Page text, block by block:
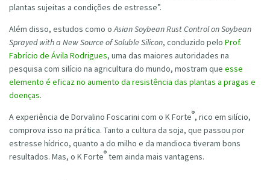
plantas sujeitas a condições de estresse”.
Além disso, estudos como oAsian Soybean Rust Control on Soybean
Sprayed with a New Source of Soluble Silicon, conduzido pelo Prof.
Fabrício de Ávila Rodrigues, uma das maiores autoridades na
pesquisa com silício na agricultura do mundo, mostram que esse
elemento é eficaz no aumento da resistência das plantas a pragas e
doenças.
A experiência de Dorvalino Foscarini com o K Forte®, rico em silício,
comprova isso na prática. Tanto a cultura da soja, que passou por
estresse hídrico, quanto a do milho e da mandioca tiveram bons
resultados. Mas, o K Forte® tem ainda mais vantagens.